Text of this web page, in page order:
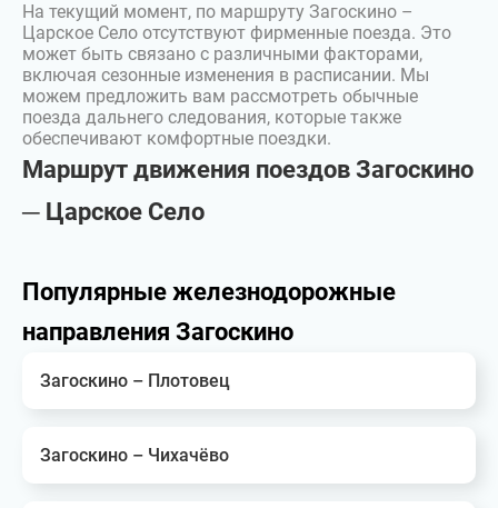
На текущий момент, по маршруту Загоскино –
Царское Село отсутствуют фирменные поезда. Это
может быть связано с различными факторами,
включая сезонные изменения в расписании. Мы
можем предложить вам рассмотреть обычные
поезда дальнего следования, которые также
обеспечивают комфортные поездки.
Маршрут движения поездов Загоскино
─ Царское Село
Популярные железнодорожные
направления Загоскино
Загоскино – Плотовец
Загоскино – Чихачёво